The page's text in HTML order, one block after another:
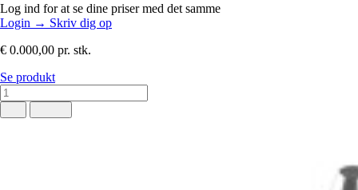
Log ind for at se dine priser med det samme
Login → Skriv dig op
€ 0.000,00 pr. stk.
Se produkt